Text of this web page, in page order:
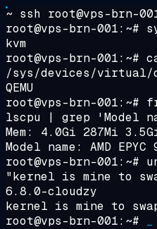
~ ssh root@vps-brn-
root@vps-brn-001:~#
kvm
root@vps-brn-001:~#
/sys/devices/virtual/
QEMU
root@vps-brn-001:~#
lscpu | grep 'Model
Mem: 4.0Gi 287Mi
Model name: AMD
root@vps-brn-001:~#
"kernel is mine to
6.8.0-cloudzy
kernel is mine to
root@vps-brn-001:~#